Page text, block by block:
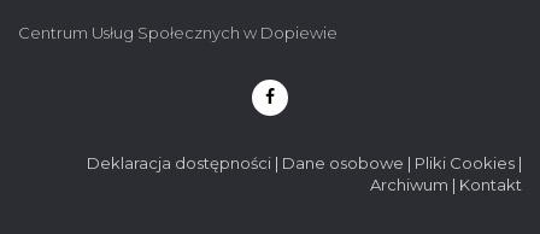
Centrum Usług Społecznych w Dopiewie
Deklaracja dostępności | Dane osobowe | Pliki Cookies |
Archiwum | Kontakt